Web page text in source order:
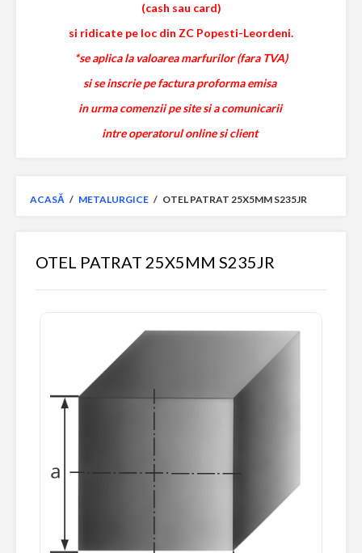
(cash sau card)
si ridicate pe loc din ZC Popesti-Leordeni.
*se aplica la valoarea marfurilor (fara TVA)
si se inscrie pe factura proforma emisa
in urma comenzii pe site si a comunicarii
intre operatorul online si client
ACASĂ / METALURGICE / OTEL PATRAT 25X5MM S235JR
OTEL PATRAT 25X5MM S235JR